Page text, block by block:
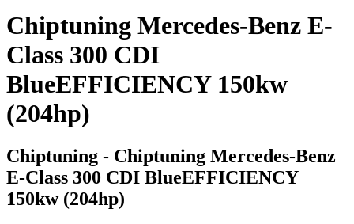
Chiptuning Mercedes-Benz E-
Class 300 CDI
BlueEFFICIENCY 150kw
(204hp)
Chiptuning - Chiptuning Mercedes-Benz
E-Class 300 CDI BlueEFFICIENCY
150kw (204hp)